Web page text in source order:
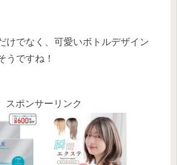
けでなく、可愛いボトルデザイン
うですね！
スポンサーリンク